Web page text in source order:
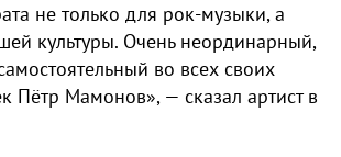
не только для рок-музыки, а
культуры. Очень неординарный,
во всех своих
Пётр Мамонов», — сказал артист в